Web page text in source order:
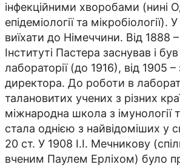
інфекційними хворобами (нині
епідеміології та
виїхати до Німеччини. Від 1888
Інституті Пастера заснував і
лабораторії (до 1916), від 1905
директора. До роботи в
талановитих учених з різних
міжнародна школа з імунології
стала однією з найвідоміших у
20 ст. У 1908 І.І. Мечникову
вченим Паулем Ерліхом) було